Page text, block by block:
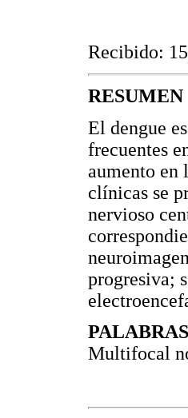
Recibido:
RESUMEN
El dengue
frecuentes
aumento en
clínicas se
nervioso
progresiva;
Multifocal